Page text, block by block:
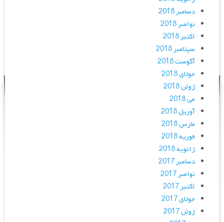
دسامبر 2018
نوامبر 2018
اکتبر 2018
سپتامبر 2018
آگوست 2018
جولای 2018
ژوئن 2018
می 2018
آوریل 2018
مارس 2018
فوریه 2018
ژانویه 2018
دسامبر 2017
نوامبر 2017
اکتبر 2017
جولای 2017
ژوئن 2017